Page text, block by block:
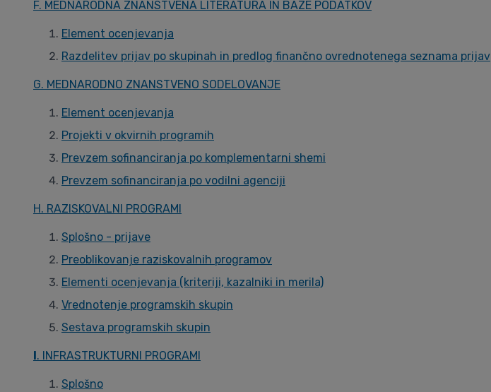
F. MEDNARODNA ZNANSTVENA LITERATURA IN BAZE PODATKOV
Element ocenjevanja
Razdelitev prijav po skupinah in predlog finančno ovrednotenega seznama prijav
G. MEDNARODNO ZNANSTVENO SODELOVANJE
Element ocenjevanja
Projekti v okvirnih programih
Prevzem sofinanciranja po komplementarni shemi
Prevzem sofinanciranja po vodilni agenciji
H. RAZISKOVALNI PROGRAMI
Splošno - prijave
Preoblikovanje raziskovalnih programov
Elementi ocenjevanja (kriteriji, kazalniki in merila)
Vrednotenje programskih skupin
Sestava programskih skupin
I. INFRASTRUKTURNI PROGRAMI
Splošno